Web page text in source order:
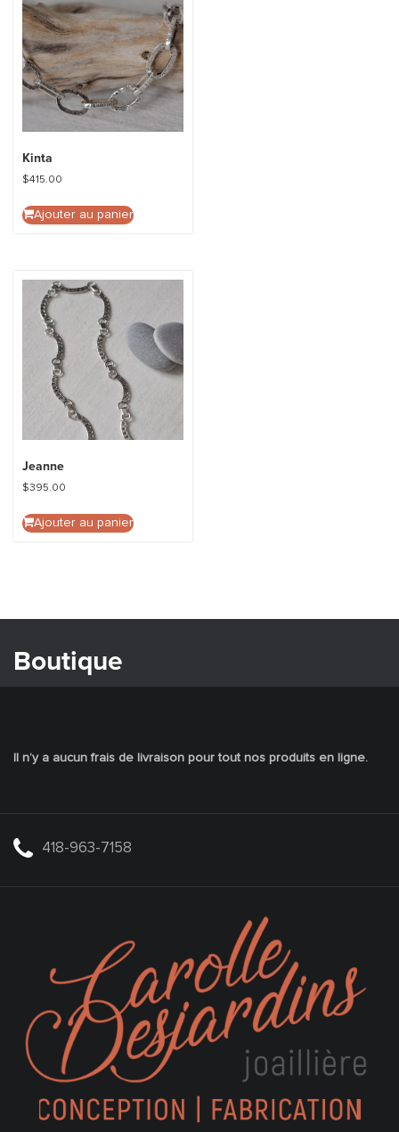
Kinta
$415.00
Ajouter au panier
Jeanne
$395.00
Ajouter au panier
Boutique
Il n’y a aucun frais de livraison pour tout nos produits en ligne.
418-963-7158